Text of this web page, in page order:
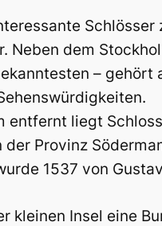
Neben dem
– gehört
entfernt liegt
Provinz
1537 von
kleinen Insel eine